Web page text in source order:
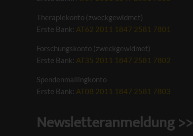
Therapiekonto (zweckgewidmet)
Erste Bank: AT62 2011 1847 2581 7801
Forschungskonto (zweckgewidmet)
Erste Bank: AT35 2011 1847 2581 7802
Spendenmailingkonto
Erste Bank: AT08 2011 1847 2581 7803
Newsletteranmeldung >>